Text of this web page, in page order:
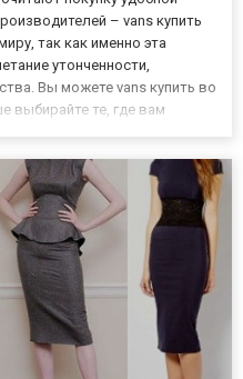
– vans купить
так как именно эта
утонченности,
Вы можете vans купить во
выбирайте те, где вам